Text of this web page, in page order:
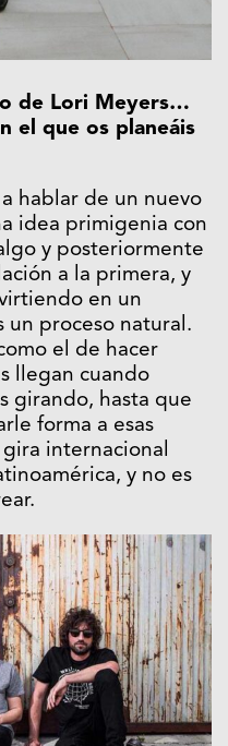
de Lori Meyers…
el que os planeáis
hablar de un nuevo
idea primigenia con
y posteriormente
a la primera, y
en un
un proceso natural.
el de hacer
llegan cuando
girando, hasta que
forma a esas
gira internacional
y no es